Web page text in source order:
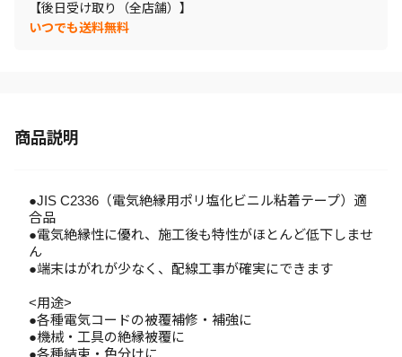
【後日受け取り（全店舗）】
いつでも送料無料
商品説明
●JIS C2336（電気絶縁用ポリ塩化ビニル粘着テープ）適
合品
●電気絶縁性に優れ、施工後も特性がほとんど低下しませ
ん
●端末はがれが少なく、配線工事が確実にできます
<用途>
●各種電気コードの被覆補修・補強に
●機械・工具の絶縁被覆に
●各種結束・色分けに